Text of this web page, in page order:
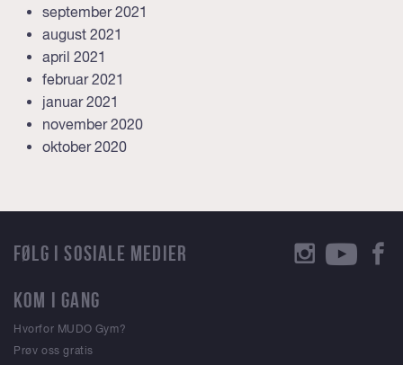
september 2021
august 2021
april 2021
februar 2021
januar 2021
november 2020
oktober 2020
KOM I GANG
Hvorfor MUDO Gym?
Prøv oss gratis
FØLG I SOSIALE MEDIER